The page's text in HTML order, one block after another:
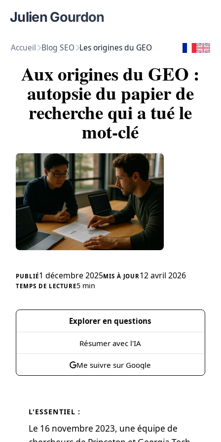
Julien Gourdon
Accueil Blog SEO Les origines du GEO
Aux origines du GEO :
autopsie du papier de
recherche qui a tué le
mot-clé
1 décembre 2025 12 avril 2026
5 min
Explorer en questions
Résumer avec l'IA
Me suivre sur Google
L'ESSENTIEL :
Le 16 novembre 2023, une équipe de